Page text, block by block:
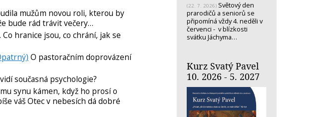
mužům novou roli, kterou by
bude rád trávit večery…
hranice jsou, co chrání, jak se
O pastoračním doprovázení
současná psychologie?
synu kámen, když ho prosí o
váš Otec v nebesích dá dobré
(22. 7. 2026) Světový den
prarodičů a seniorů se
připomíná vždy 4. neděli v
červenci - v blízkosti
svátku Jáchyma…
Kurz Svatý Pavel
10. 2026 - 5. 2027